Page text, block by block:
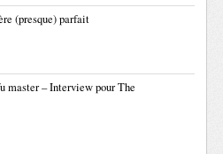
(presque) parfait
master – Interview pour The